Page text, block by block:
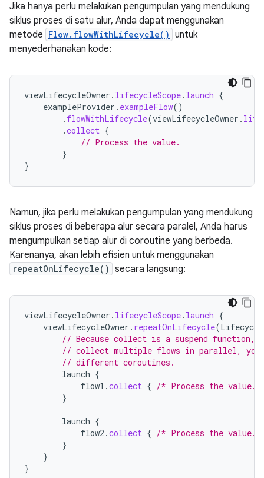
Jika hanya perlu melakukan pengumpulan yang mendukung
siklus proses di satu alur, Anda dapat menggunakan
metode Flow.flowWithLifecycle() untuk
menyederhanakan kode:
viewLifecycleOwner . lifecycleScope. launch {
exampleProvider . exampleFlow()
. flowWithLifecycle(viewLifecycleOwner .
.collect {
// Process the value.
}
}
Namun, jika perlu melakukan pengumpulan yang mendukung
siklus proses di beberapa alur secara paralel, Anda harus
mengumpulkan setiap alur di coroutine yang berbeda.
Karenanya, akan lebih efisien untuk menggunakan
repeatOnLifecycle() secara langsung:
viewLifecycleOwner . lifecycleScope. launch {
viewLifecycleOwner . repeatOnLifecycle(Lifecycle
// Because collect is a suspend function,
// collect multiple flows in parallel, you
// different coroutines.
launch {
flow1 .collect { /* Process the value.
}
launch {
flow2.collect { /* Process the value.
}
}
}